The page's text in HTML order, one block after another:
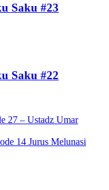
Saku #23
Saku #22
27 – Ustadz Umar
14 Jurus Melunasi